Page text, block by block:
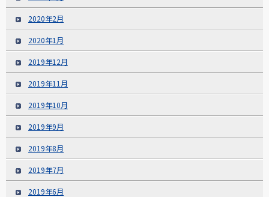
2020年2月
2020年1月
2019年12月
2019年11月
2019年10月
2019年9月
2019年8月
2019年7月
2019年6月